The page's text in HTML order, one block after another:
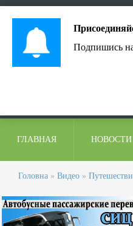
ГЛАВНАЯ НОВОСТИ
Головна » Видео »
Подпишись